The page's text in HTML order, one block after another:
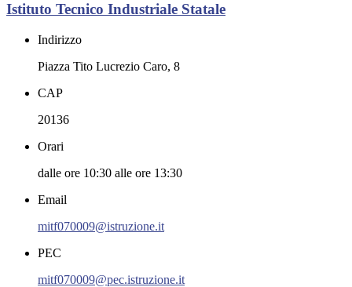
Istituto Tecnico Industriale Statale
Indirizzo
Piazza Tito Lucrezio Caro, 8
CAP
20136
Orari
dalle ore 10:30 alle ore 13:30
Email
mitf070009@istruzione.it
PEC
mitf070009@pec.istruzione.it